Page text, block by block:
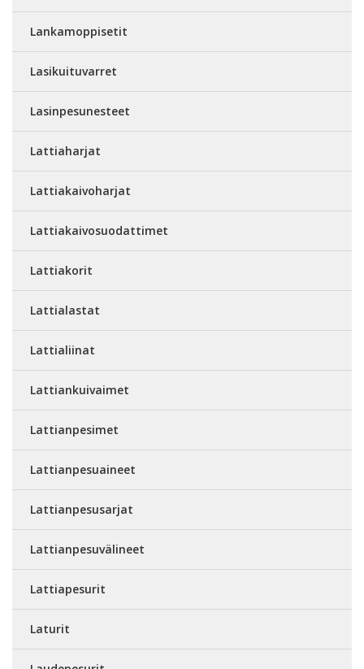
Lankamoppisetit
Lasikuituvarret
Lasinpesunesteet
Lattiaharjat
Lattiakaivoharjat
Lattiakaivosuodattimet
Lattiakorit
Lattialastat
Lattialiinat
Lattiankuivaimet
Lattianpesimet
Lattianpesuaineet
Lattianpesusarjat
Lattianpesuvälineet
Lattiapesurit
Laturit